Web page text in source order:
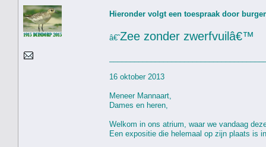
Hieronder volgt een toespraak door
â€˜Zee zonder zwerfvuilâ€™
16 oktober 2013
Meneer Mannaart,
Dames en heren,
Welkom in ons atrium, waar we vandaag
Een expositie die helemaal op zijn plaats is